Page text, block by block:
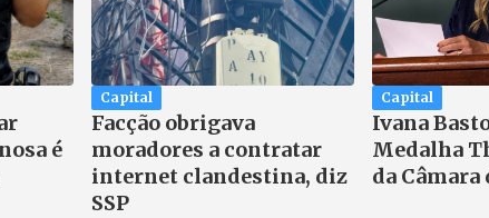
é
Capital
Facção obrigava
moradores a contratar
internet clandestina, diz
SSP
Capital
Ivana
Medalha
da Câmara